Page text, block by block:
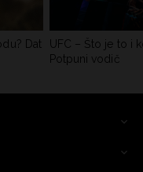
Dat
UFC – Što je to i
Potpuni vodič